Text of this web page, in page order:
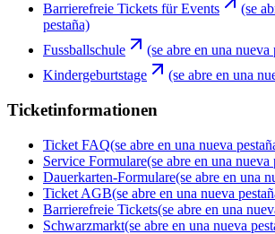
Barrierefreie Tickets für Events
(se
pestaña)
Fussballschule
(se abre en una nueva
Kindergeburtstage
(se abre en una
Ticketinformationen
Ticket FAQ(se abre en una nueva
Service Formulare(se abre en una nueva
Dauerkarten-Formulare(se abre en una
Ticket AGB(se abre en una nueva
Barrierefreie Tickets(se abre en una
Schwarzmarkt(se abre en una nueva